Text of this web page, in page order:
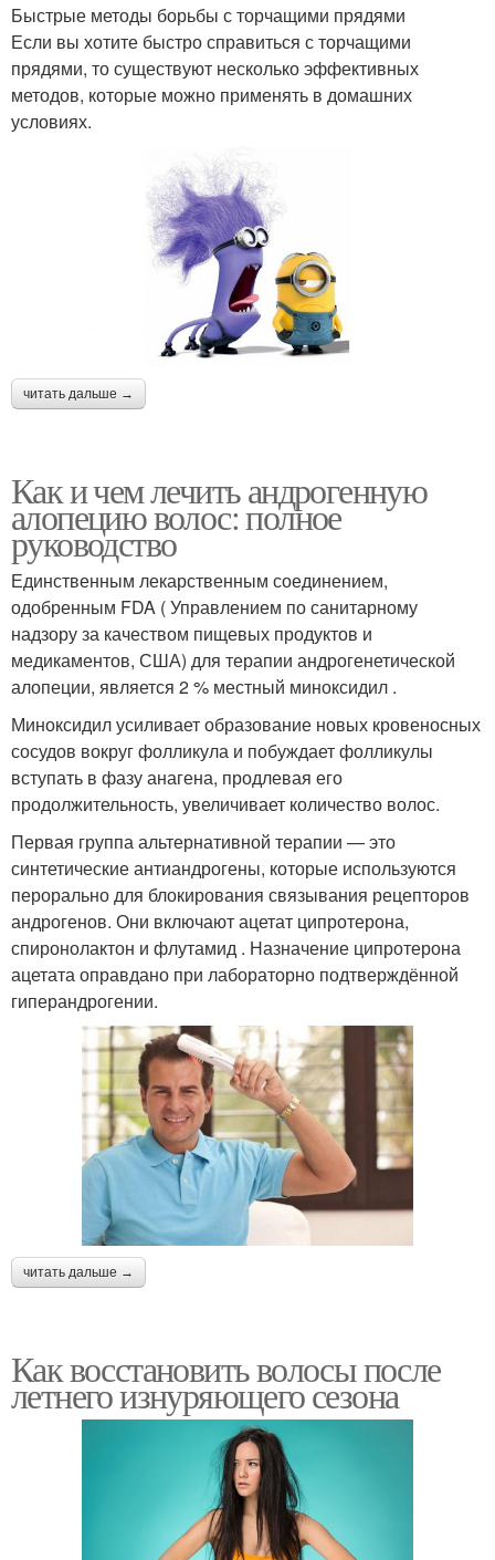
Быстрые методы борьбы с торчащими прядями
Если вы хотите быстро справиться с торчащими
прядями, то существуют несколько эффективных
методов, которые можно применять в домашних
условиях.
читать дальше →
Как и чем лечить андрогенную
алопецию волос: полное
руководство
Единственным лекарственным соединением,
одобренным FDA ( Управлением по санитарному
надзору за качеством пищевых продуктов и
медикаментов, США) для терапии андрогенетической
алопеции, является 2 % местный миноксидил .
Миноксидил усиливает образование новых кровеносных
сосудов вокруг фолликула и побуждает фолликулы
вступать в фазу анагена, продлевая его
продолжительность, увеличивает количество волос.
Первая группа альтернативной терапии — это
синтетические антиандрогены, которые используются
перорально для блокирования связывания рецепторов
андрогенов. Они включают ацетат ципротерона,
спиронолактон и флутамид . Назначение ципротерона
ацетата оправдано при лабораторно подтверждённой
гиперандрогении.
читать дальше →
Как восстановить волосы после
летнего изнуряющего сезона